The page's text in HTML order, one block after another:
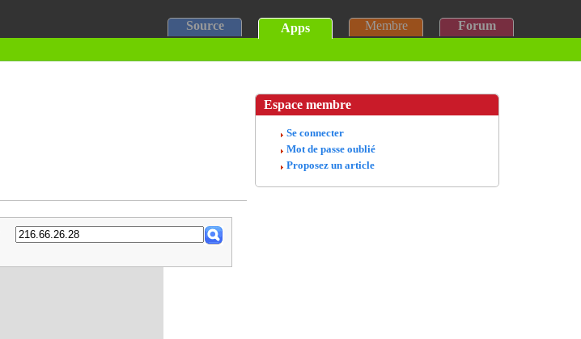
Source Apps Membre Forum
Espace membre
Se connecter
Mot de passe oublié
Proposez un article